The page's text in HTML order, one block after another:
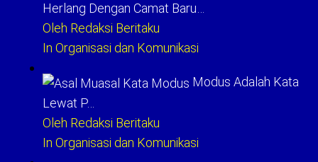
Herlang Dengan Camat Baru…
Oleh Redaksi Beritaku
In Organisasi dan Komunikasi
Modus Adalah Kata
Lewat P…
Oleh Redaksi Beritaku
In Organisasi dan Komunikasi